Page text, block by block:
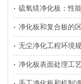
硫氧镁净化板：性
净化板和复合板的
无尘净化工程环境
净化板表面处理工